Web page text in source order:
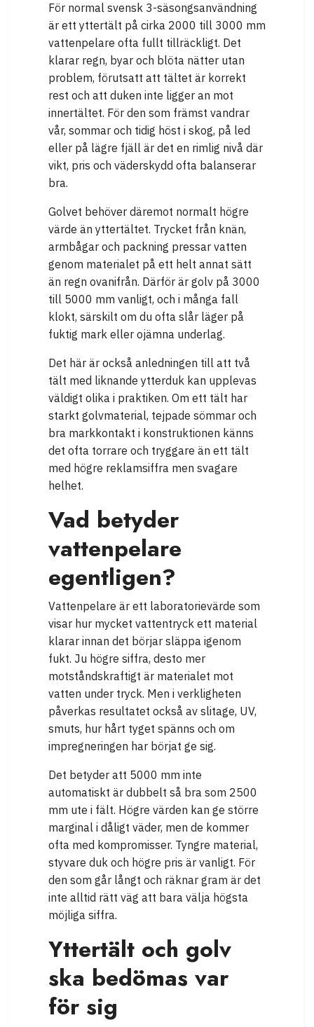
För normal svensk 3-säsongsanvändning
är ett yttertält på cirka 2000 till 3000 mm
vattenpelare ofta fullt tillräckligt. Det
klarar regn, byar och blöta nätter utan
problem, förutsatt att tältet är korrekt
rest och att duken inte ligger an mot
innertältet. För den som främst vandrar
vår, sommar och tidig höst i skog, på led
eller på lägre fjäll är det en rimlig nivå där
vikt, pris och väderskydd ofta balanserar
bra.
Golvet behöver däremot normalt högre
värde än yttertältet. Trycket från knän,
armbågar och packning pressar vatten
genom materialet på ett helt annat sätt
än regn ovanifrån. Därför är golv på 3000
till 5000 mm vanligt, och i många fall
klokt, särskilt om du ofta slår läger på
fuktig mark eller ojämna underlag.
Det här är också anledningen till att två
tält med liknande ytterduk kan upplevas
väldigt olika i praktiken. Om ett tält har
starkt golvmaterial, tejpade sömmar och
bra markkontakt i konstruktionen känns
det ofta torrare och tryggare än ett tält
med högre reklamsiffra men svagare
helhet.
Vad betyder
vattenpelare
egentligen?
Vattenpelare är ett laboratorievärde som
visar hur mycket vattentryck ett material
klarar innan det börjar släppa igenom
fukt. Ju högre siffra, desto mer
motståndskraftigt är materialet mot
vatten under tryck. Men i verkligheten
påverkas resultatet också av slitage, UV,
smuts, hur hårt tyget spänns och om
impregneringen har börjat ge sig.
Det betyder att 5000 mm inte
automatiskt är dubbelt så bra som 2500
mm ute i fält. Högre värden kan ge större
marginal i dåligt väder, men de kommer
ofta med kompromisser. Tyngre material,
styvare duk och högre pris är vanligt. För
den som går långt och räknar gram är det
inte alltid rätt väg att bara välja högsta
möjliga siffra.
Yttertält och golv
ska bedömas var
för sig